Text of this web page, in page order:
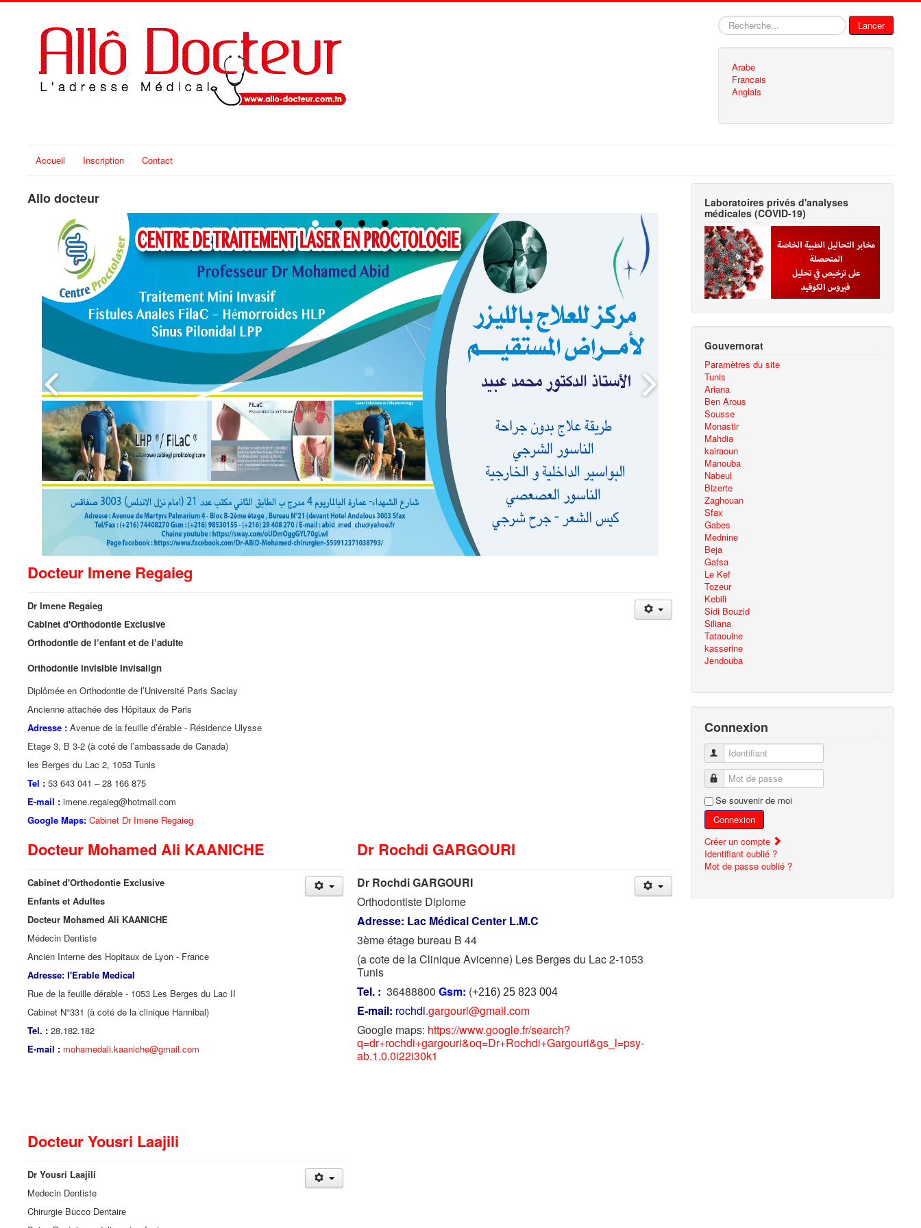
Rechercher Lancer
Arabe
Francais
Anglais
Accueil Inscription Contact
Allo docteur
Docteur Imene Regaieg
Dr Imene Regaieg
Cabinet d'Orthodontie Exclusive
Orthodontie de l’enfant et de l’adulte
Orthodontie invisible Invisalign
Diplômée en Orthodontie de l’Université Paris Saclay
Ancienne attachée des Hôpitaux de Paris
Adresse : Avenue de la feuille d’érable - Résidence Ulysse
Etage 3, B 3-2 (à coté de l’ambassade de Canada)
les Berges du Lac 2, 1053 Tunis
Tel : 53 643 041 – 28 166 875
E-mail : imene.regaieg@hotmail.com
Google Maps: Cabinet Dr Imene Regaieg
Docteur Mohamed Ali KAANICHE
Cabinet d'Orthodontie Exclusive
Enfants et Adultes
Docteur Mohamed Ali KAANICHE
Médecin Dentiste
Ancien Interne des Hopitaux de Lyon - France
Adresse: l'Erable Medical
Rue de la feuille dérable - 1053 Les Berges du Lac II
Cabinet N°331 (à coté de la clinique Hannibal)
Tel. : 28.182.182
E-mail : mohamedali.kaaniche@gmail.com
Dr Rochdi GARGOURI
Dr Rochdi GARGOURI
Orthodontiste Diplome
Adresse: Lac Médical Center L.M.C
3ème étage bureau B 44
(a cote de la Clinique Avicenne) Les Berges du Lac 2-1053
Tunis
Tel. : 36488800 Gsm: (+216) 25 823 004
E-mail: rochdi.gargouri@gmail.com
Google maps: https://www.google.fr/search?
q=dr+rochdi+gargouri&oq=Dr+Rochdi+Gargouri&gs_l=psy-
ab.1.0.0i22i30k1
Docteur Yousri Laajili
Dr Yousri Laajili
Medecin Dentiste
Chirurgie Bucco Dentaire
Laboratoires privés d'analyses
médicales (COVID-19)
Gouvernorat
Paramètres du site
Tunis
Ariana
Ben Arous
Sousse
Monastir
Mahdia
kairaoun
Manouba
Nabeul
Bizerte
Zaghouan
Sfax
Gabes
Mednine
Beja
Gafsa
Le Kef
Tozeur
Kebili
Sidi Bouzid
Siliana
Tataouine
kasserine
Jendouba
Connexion
Identifiant
Mot de passe
Se souvenir de moi
Connexion
Créer un compte
Identifiant oublié ?
Mot de passe oublié ?